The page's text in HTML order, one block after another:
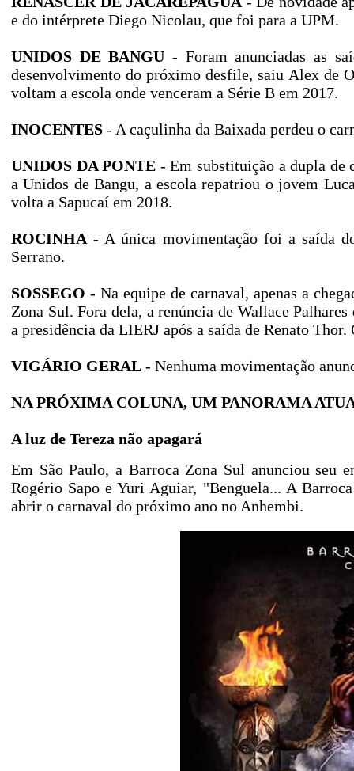
e do intérprete Diego Nicolau, que foi para a UPM.
UNIDOS DE BANGU - Foram anunciadas as
desenvolvimento do próximo desfile, saiu Alex de
voltam a escola onde venceram a Série B em 2017.
INOCENTES - A caçulinha da Baixada perdeu o
UNIDOS DA PONTE - Em substituição a dupla de
a Unidos de Bangu, a escola repatriou o jovem
volta a Sapucaí em 2018.
ROCINHA - A única movimentação foi a saída
Serrano.
SOSSEGO - Na equipe de carnaval, apenas a
Zona Sul. Fora dela, a renúncia de Wallace
a presidência da LIERJ após a saída de Renato
VIGÁRIO GERAL - Nenhuma movimentação
NA PRÓXIMA COLUNA, UM PANORAMA
A luz de Tereza não apagará
Em São Paulo, a Barroca Zona Sul anunciou seu
Rogério Sapo e Yuri Aguiar, "Benguela... A
abrir o carnaval do próximo ano no Anhembi.